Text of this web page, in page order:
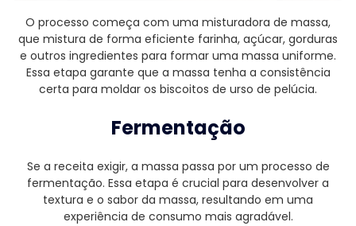
O processo começa com uma misturadora de massa,
que mistura de forma eficiente farinha, açúcar, gorduras
e outros ingredientes para formar uma massa uniforme.
Essa etapa garante que a massa tenha a consistência
certa para moldar os biscoitos de urso de pelúcia.
Fermentação
Se a receita exigir, a massa passa por um processo de
fermentação. Essa etapa é crucial para desenvolver a
textura e o sabor da massa, resultando em uma
experiência de consumo mais agradável.